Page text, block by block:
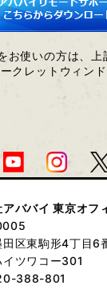
使いの方は、上
クレットウィンド
ババイ 東京オフ
田区東駒形4丁目6
イツワコー301
388-801